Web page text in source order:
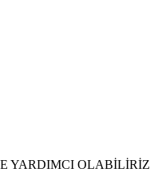
YARDIMCI OLABİLİRİZ